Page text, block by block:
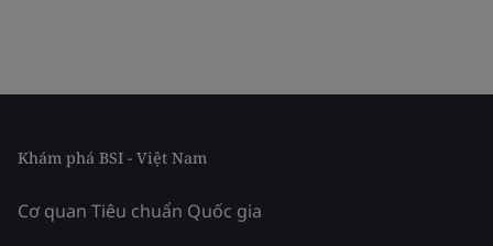
Khám phá BSI - Việt Nam
Cơ quan Tiêu chuẩn Quốc gia